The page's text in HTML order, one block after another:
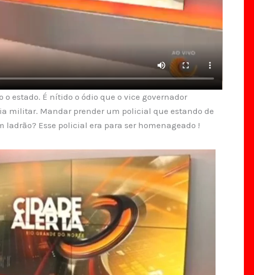
o estado. É nítido o ódio que o vice governador
militar. Mandar prender um policial que estando de
Esse policial era para ser homenageado !